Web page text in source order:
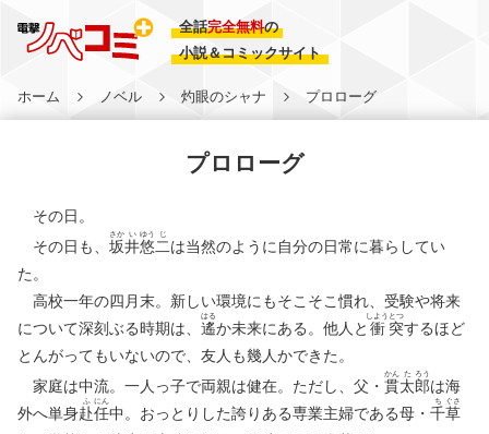
全話完全無料の
小説＆コミックサイト
ホーム ノベル 灼眼のシャナ プロローグ
プロローグ
その日。
その日も、 坂
さか
井
い
悠
ゆう
二
じ
は当然のように自分の日常に暮らしてい
た。
高校一年の四月末。新しい環境にもそこそこ慣れ、受験や将来
について深刻ぶる時期は、 遙
はる
か未来にある。他人と 衝
しよう
突
とつ
するほど
とんがってもいないので、友人も幾人かできた。
家庭は中流。一人っ子で両親は健在。ただし、父・ 貫
かん
太
た
郎
ろう
は海
外へ単身赴
ふ
任
にん
中。おっとりした誇りある専業主婦である母・ 千
ち
草
ぐさ